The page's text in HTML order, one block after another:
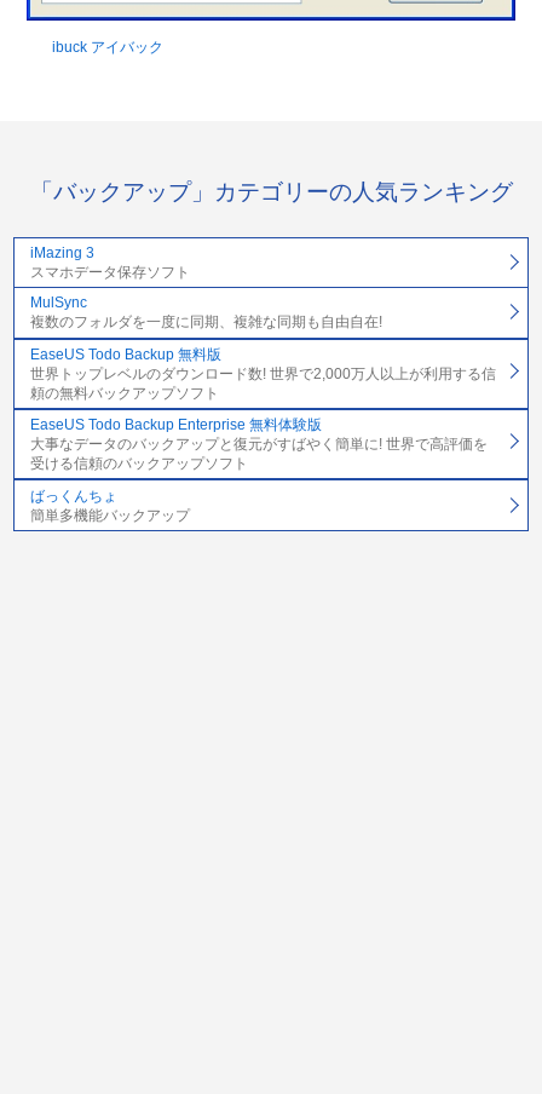
ibuck アイバック
「バックアップ」カテゴリーの人気ランキング
iMazing 3
スマホデータ保存ソフト
MulSync
複数のフォルダを一度に同期、複雑な同期も自由自在!
EaseUS Todo Backup 無料版
世界トップレベルのダウンロード数! 世界で2,000万人以上が利用する信
頼の無料バックアップソフト
EaseUS Todo Backup Enterprise 無料体験版
大事なデータのバックアップと復元がすばやく簡単に! 世界で高評価を
受ける信頼のバックアップソフト
ばっくんちょ
簡単多機能バックアップ